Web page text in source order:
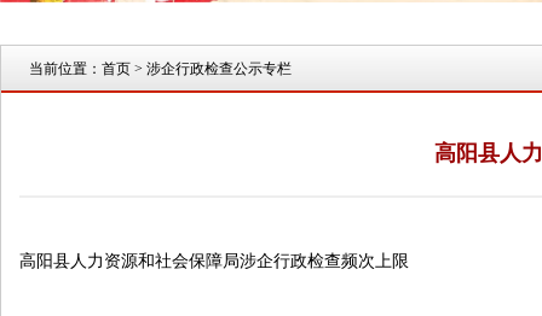
当前位置： 首页 > 涉企行政检查公示专栏
高阳县人
高阳县人力资源和社会保障局涉企行政检查频次上限